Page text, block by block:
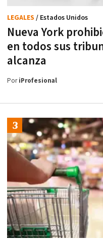
Nueva York
en todos sus
alcanza
LEGALES / Estados Unidos
PoriProfesional